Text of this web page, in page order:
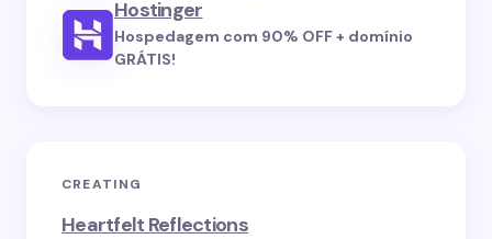
Hostinger
Hospedagem com 90% OFF + domínio
GRÁTIS!
CREATING
Heartfelt Reflections